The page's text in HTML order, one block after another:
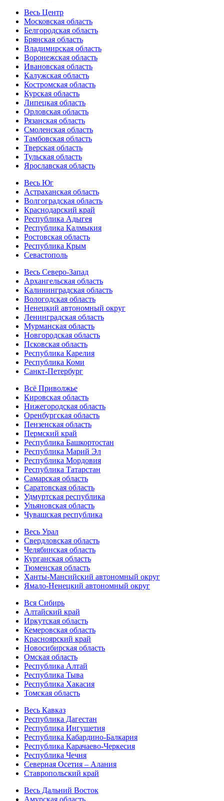
Весь Центр
Московская область
Белгородская область
Брянская область
Владимирская область
Воронежская область
Ивановская область
Калужская область
Костромская область
Курская область
Липецкая область
Орловская область
Рязанская область
Смоленская область
Тамбовская область
Тверская область
Тульская область
Ярославская область
Весь Юг
Астраханская область
Волгоградская область
Краснодарский край
Республика Адыгея
Республика Калмыкия
Ростовская область
Республика Крым
Севастополь
Весь Северо-Запад
Архангельская область
Калининградская область
Вологодская область
Ненецкий автономный округ
Ленинградская область
Мурманская область
Новгородская область
Псковская область
Республика Карелия
Республика Коми
Санкт-Петербург
Всё Приволжье
Кировская область
Нижегородская область
Оренбургская область
Пензенская область
Пермский край
Республика Башкортостан
Республика Марий Эл
Республика Мордовия
Республика Татарстан
Самарская область
Саратовская область
Удмуртская республика
Ульяновская область
Чувашская республика
Весь Урал
Свердловская область
Челябинская область
Курганская область
Тюменская область
Ханты-Мансийский автономный округ
Ямало-Ненецкий автономный округ
Вся Сибирь
Алтайский край
Иркутская область
Кемеровская область
Красноярский край
Новосибирская область
Омская область
Республика Алтай
Республика Тыва
Республика Хакасия
Томская область
Весь Кавказ
Республика Дагестан
Республика Ингушетия
Республика Кабардино-Балкария
Республика Карачаево-Черкесия
Республика Чечня
Северная Осетия – Алания
Ставропольский край
Весь Дальний Восток
Амурская область